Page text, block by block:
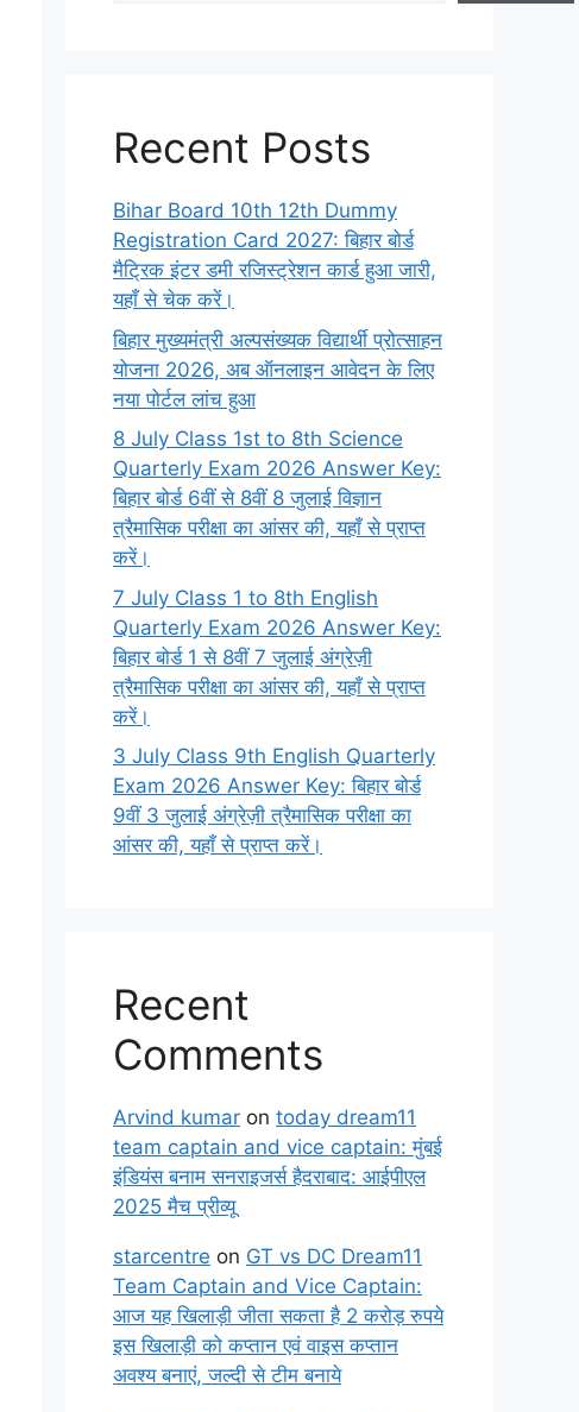
Recent Posts
Bihar Board 10th 12th Dummy
Registration Card 2027: बिहार बोर्ड
मैट्रिक इंटर डमी रजिस्ट्रेशन कार्ड हुआ जारी,
यहाँ से चेक करें।
बिहार मुख्यमंत्री अल्पसंख्यक विद्यार्थी प्रोत्साहन
योजना 2026, अब ऑनलाइन आवेदन के लिए
नया पोर्टल लांच हुआ
8 July Class 1st to 8th Science
Quarterly Exam 2026 Answer Key:
बिहार बोर्ड 6वीं से 8वीं 8 जुलाई विज्ञान
त्रैमासिक परीक्षा का आंसर की, यहाँ से प्राप्त
करें।
7 July Class 1 to 8th English
Quarterly Exam 2026 Answer Key:
बिहार बोर्ड 1 से 8वीं 7 जुलाई अंग्रेज़ी
त्रैमासिक परीक्षा का आंसर की, यहाँ से प्राप्त
करें।
3 July Class 9th English Quarterly
Exam 2026 Answer Key: बिहार बोर्ड
9वीं 3 जुलाई अंग्रेज़ी त्रैमासिक परीक्षा का
आंसर की, यहाँ से प्राप्त करें।
Recent
Comments
Arvind kumar on today dream11
team captain and vice captain: मुंबई
इंडियंस बनाम सनराइजर्स हैदराबाद: आईपीएल
2025 मैच प्रीव्यू
starcentre on GT vs DC Dream11
Team Captain and Vice Captain:
आज यह खिलाड़ी जीता सकता है 2 करोड़ रुपये
इस खिलाड़ी को कप्तान एवं वाइस कप्तान
अवश्य बनाएं, जल्दी से टीम बनाये